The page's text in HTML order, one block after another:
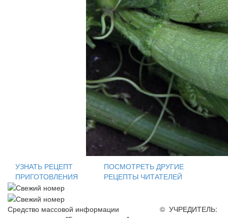
УЗНАТЬ РЕЦЕПТ
ПРИГОТОВЛЕНИЯ
ПОСМОТРЕТЬ ДРУГИЕ
РЕЦЕПТЫ ЧИТАТЕЛЕЙ
Средство массовой информации
© УЧРЕДИТЕЛЬ: